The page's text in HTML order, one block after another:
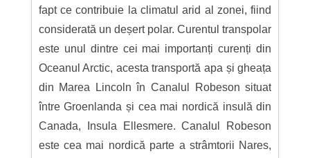
fapt ce contribuie la climatul arid al zonei, fiind
considerată un deșert polar. Curentul transpolar
este unul dintre cei mai importanți curenți din
Oceanul Arctic, acesta transportă apa și gheața
din Marea Lincoln în Canalul Robeson situat
între Groenlanda și cea mai nordică insulă din
Canada, Insula Ellesmere. Canalul Robeson
este cea mai nordică parte a strâmtorii Nares,